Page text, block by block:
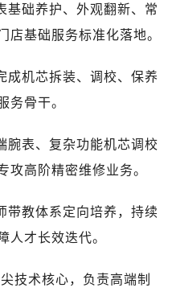
基础养护、外观翻新、常
店基础服务标准化落地。
成机芯拆装、调校、保养
务骨干。
腕表、复杂功能机芯调校
攻高阶精密维修业务。
带教体系定向培养，持续
人才长效迭代。
技术核心，负责高端制